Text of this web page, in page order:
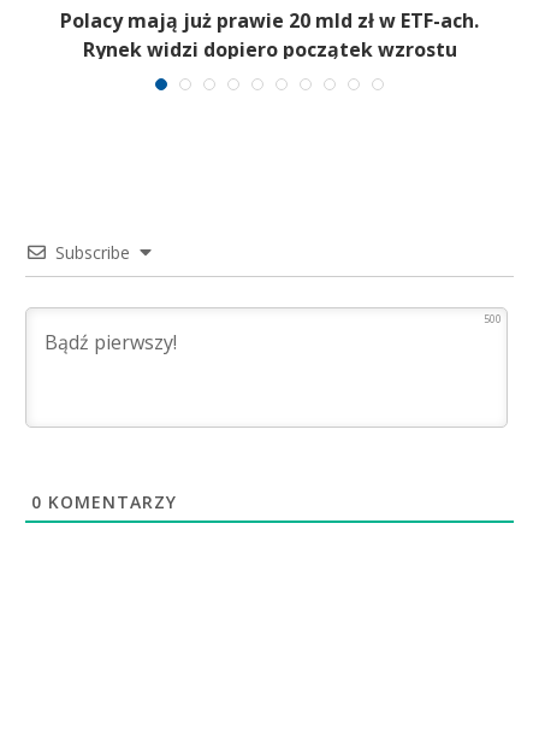
Polacy mają już prawie 20 mld zł w ETF-ach.
Rynek widzi dopiero początek wzrostu
Subscribe
500
0 KOMENTARZY